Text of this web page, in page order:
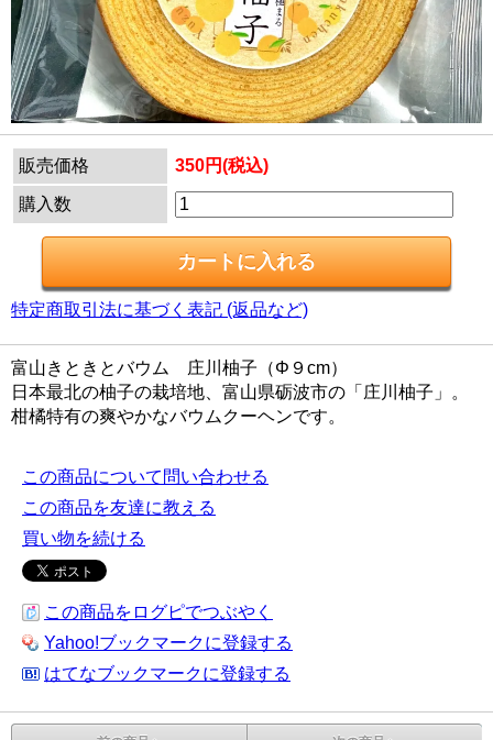
販売価格 350円(税込)
購入数
特定商取引法に基づく表記 (返品など)
富山きときとバウム 庄川柚子（Φ９cm）
日本最北の柚子の栽培地、富山県砺波市の「庄川柚子」。
柑橘特有の爽やかなバウムクーヘンです。
この商品について問い合わせる
この商品を友達に教える
買い物を続ける
この商品をログピでつぶやく
Yahoo!ブックマークに登録する
はてなブックマークに登録する